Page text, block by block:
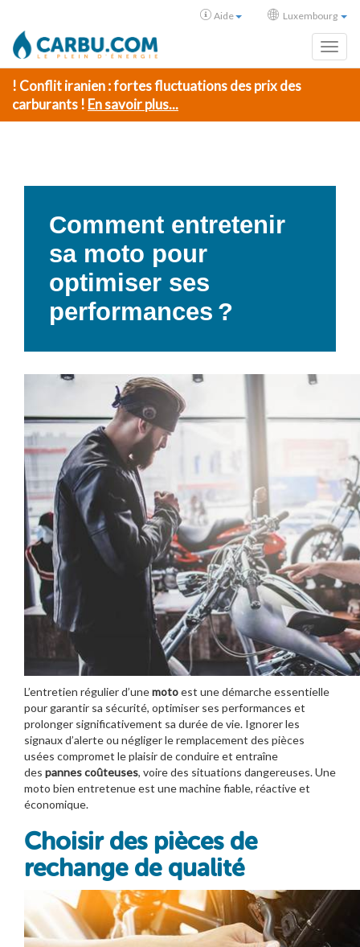
Aide Luxembourg
! Conflit iranien : fortes fluctuations des prix des
carburants ! En savoir plus...
Comment entretenir
sa moto pour
optimiser ses
performances ?
L’entretien régulier d’unemotoest une démarche essentielle
pour garantir sa sécurité, optimiser ses performances et
prolonger significativement sa durée de vie. Ignorer les
signaux d’alerte ou négliger le remplacement des pièces
usées compromet le plaisir de conduire et entraîne
des pannes coûteuses, voire des situations dangereuses. Une
moto bien entretenue est une machine fiable, réactive et
économique.
Choisir des pièces de
rechange de qualité